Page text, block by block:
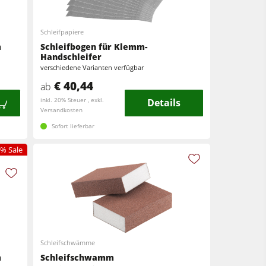
Schleifpapiere
Schleifbogen für Klemm-
Handschleifer
verschiedene Varianten verfügbar
ab € 40,44
inkl. 20% Steuer , exkl.
Versandkosten
Details
Sofort lieferbar
% Sale
Schleifschwämme
Schleifschwamm